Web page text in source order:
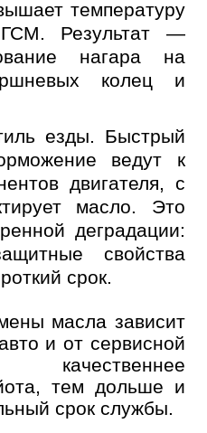
температуру
Результат —
нагара на
колец и
езды. Быстрый
ведут к
двигателя, с
масло. Это
деградации:
свойства
срок.
масла зависит
и от сервисной
тем дольше и
срок службы.
Далее
ОК